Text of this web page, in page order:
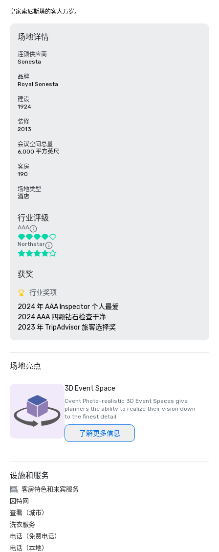
皇家索尼斯塔的客人万岁。
场地详情
连锁供应商
Sonesta
品牌
Royal Sonesta
建设
1924
装修
2013
会议空间总量
6,000 平方英尺
客房
190
场地类型
酒店
行业评级
AAA
Northstar
获奖
行业奖项
2024 年 AAA Inspector 个人最爱
2024 AAA 四颗钻石检查干净
2023 年 TripAdvisor 旅客选择奖
场地亮点
3D Event Space
Cvent Photo-realistic 3D Event Spaces give
planners the ability to realize their vision down
to the finest detail.
了解更多信息
设施和服务
客房特色和来宾服务
因特网
查看（城市）
洗衣服务
电话（免费电话）
电话（本地）